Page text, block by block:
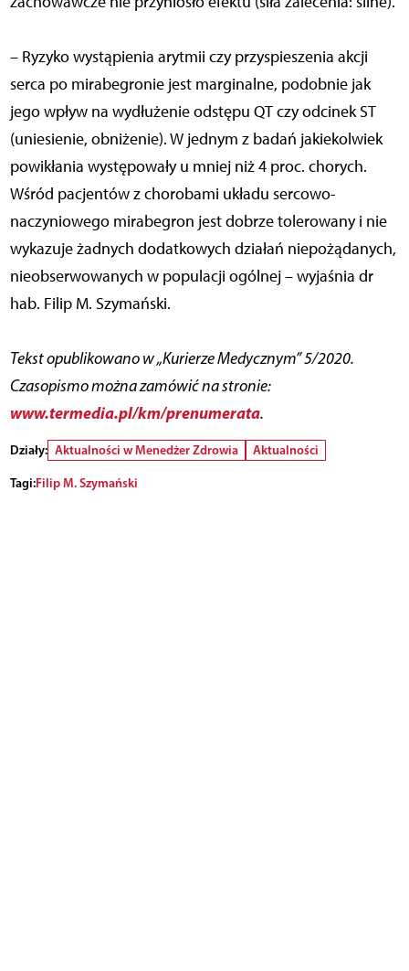
– Ryzyko wystąpienia arytmii czy przyspieszenia akcji
serca po mirabegronie jest marginalne, podobnie jak
jego wpływ na wydłużenie odstępu QT czy odcinek ST
(uniesienie, obniżenie). W jednym z badań jakiekolwiek
powikłania występowały u mniej niż 4 proc. chorych.
Wśród pacjentów z chorobami układu sercowo-
naczyniowego mirabegron jest dobrze tolerowany i nie
wykazuje żadnych dodatkowych działań niepożądanych,
nieobserwowanych w populacji ogólnej – wyjaśnia dr
hab. Filip M. Szymański.
Tekst opublikowano w „Kurierze Medycznym” 5/2020.
Czasopismo można zamówić na stronie:
www.termedia.pl/km/prenumerata.
Działy: Aktualności w Menedżer Zdrowia
Aktualności
Tagi:Filip M. Szymański